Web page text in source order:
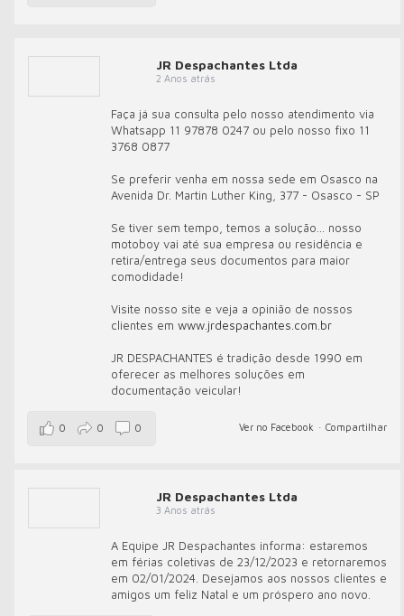
JR Despachantes Ltda
2 Anos atrás
Faça já sua consulta pelo nosso atendimento via
Whatsapp 11 97878 0247 ou pelo nosso fixo 11
3768 0877
Se preferir venha em nossa sede em Osasco na
Avenida Dr. Martin Luther King, 377 - Osasco - SP
Se tiver sem tempo, temos a solução... nosso
motoboy vai até sua empresa ou residência e
retira/entrega seus documentos para maior
comodidade!
Visite nosso site e veja a opinião de nossos
clientes em www.jrdespachantes.com.br
JR DESPACHANTES é tradição desde 1990 em
oferecer as melhores soluções em
documentação veicular!
Ver no Facebook · Compartilhar
0 0 0
JR Despachantes Ltda
3 Anos atrás
A Equipe JR Despachantes informa: estaremos
em férias coletivas de 23/12/2023 e retornaremos
em 02/01/2024. Desejamos aos nossos clientes e
amigos um feliz Natal e um próspero ano novo.